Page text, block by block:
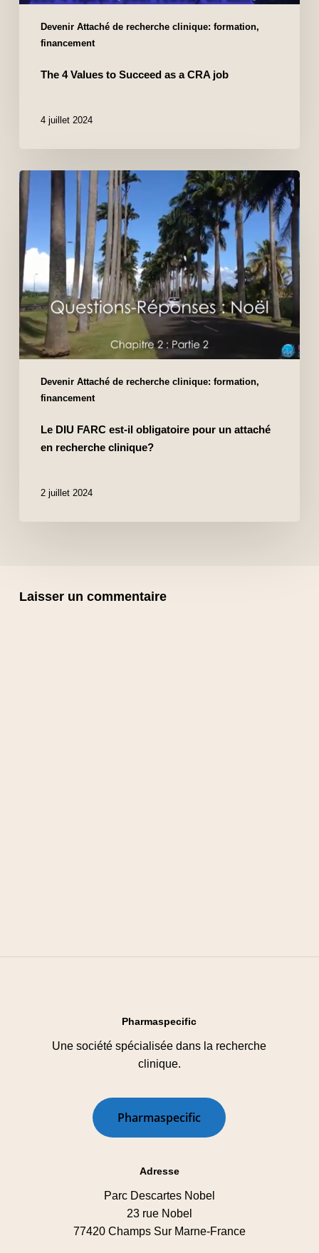
Devenir Attaché de recherche clinique: formation,
financement
The 4 Values to Succeed as a CRA job
4 juillet 2024
Devenir Attaché de recherche clinique: formation,
financement
Le DIU FARC est-il obligatoire pour un attaché
en recherche clinique?
2 juillet 2024
Laisser un commentaire
Pharmaspecific
Une société spécialisée dans la recherche
clinique.
Pharmaspecific
Adresse
Parc Descartes Nobel
23 rue Nobel
77420 Champs Sur Marne-France